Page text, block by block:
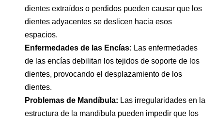
dientes extraídos o perdidos pueden causar que los
dientes adyacentes se deslicen hacia esos
espacios.
Enfermedades de las Encías: Las enfermedades
de las encías debilitan los tejidos de soporte de los
dientes, provocando el desplazamiento de los
dientes.
Problemas de Mandíbula: Las irregularidades en la
estructura de la mandíbula pueden impedir que los